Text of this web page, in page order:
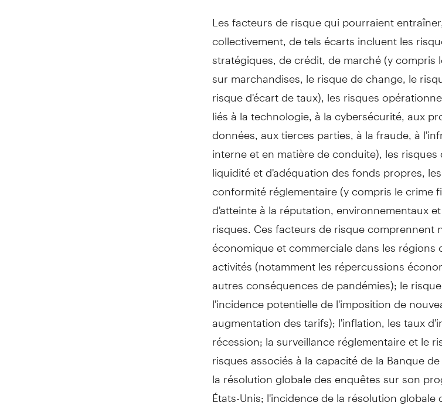
Les facteurs de risque qui pourraient
collectivement, de tels écarts incluent les
stratégiques, de crédit, de marché (y
sur marchandises, le risque de change, le
risque d'écart de taux), les risques
liés à la technologie, à la cybersécurité, aux
données, aux tierces parties, à la fraude, à
interne et en matière de conduite), les
liquidité et d'adéquation des fonds propres,
conformité réglementaire (y compris le crime
d'atteinte à la réputation, environnementaux
risques. Ces facteurs de risque
économique et commerciale dans les régions
activités (notamment les répercussions
autres conséquences de pandémies); le
l'incidence potentielle de l'imposition de
augmentation des tarifs); l'inflation, les taux
récession; la surveillance réglementaire et le
risques associés à la capacité de la Banque
la résolution globale des enquêtes sur son
États-Unis; l'incidence de la résolution